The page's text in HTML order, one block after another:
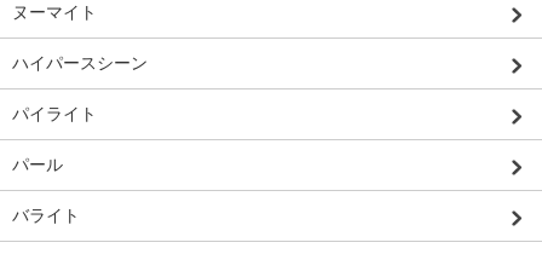
ヌーマイト
ハイパースシーン
パイライト
パール
バライト